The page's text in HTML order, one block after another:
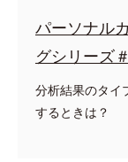
パーソナル
グシリーズ
分析結果のタイ
するときは？